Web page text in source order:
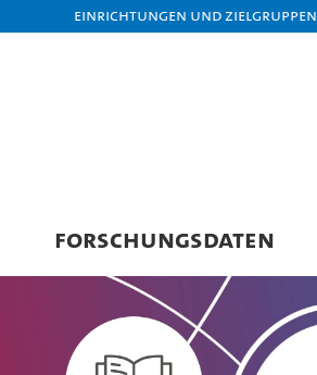
Einrichtungen und Zielgruppen
FORSCHUNGSDATEN